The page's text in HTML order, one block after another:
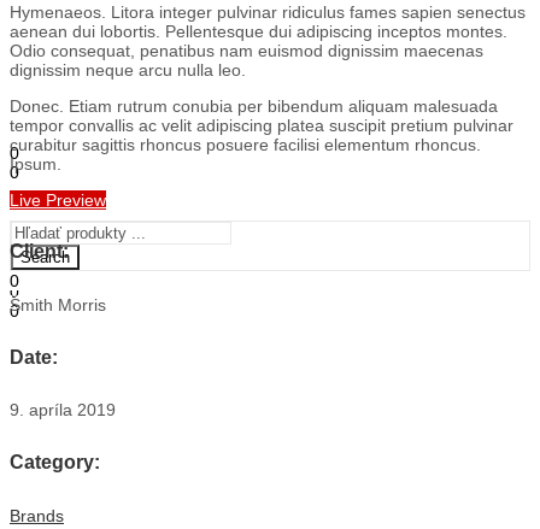
0
0
ÚVOD
OBCHOD
O NÁS
STAVEBNÁ ČINNOSŤ
KONTAKT
0
0
Košík 0,00€
Menu
Search
0
Košík 0,00€
Hymenaeos. Litora integer pulvinar ridiculus fames sapien senectus
aenean dui lobortis. Pellentesque dui adipiscing inceptos montes.
Odio consequat, penatibus nam euismod dignissim maecenas
dignissim neque arcu nulla leo.
Donec. Etiam rutrum conubia per bibendum aliquam malesuada
tempor convallis ac velit adipiscing platea suscipit pretium pulvinar
curabitur sagittis rhoncus posuere facilisi elementum rhoncus.
Ipsum.
Live Preview
Client:
Smith Morris
Date:
9. apríla 2019
Category:
Brands